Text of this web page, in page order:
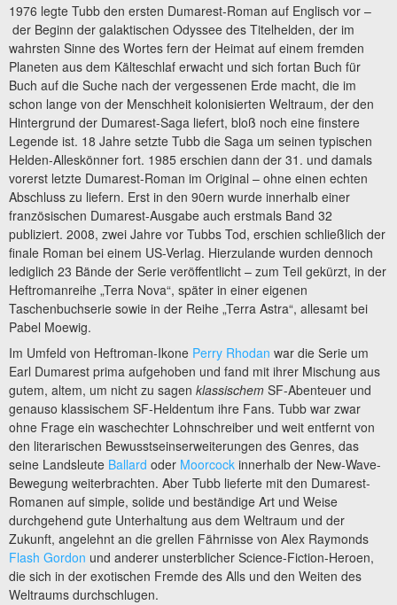
1976 legte Tubb den ersten Dumarest-Roman auf Englisch vor –
der Beginn der galaktischen Odyssee des Titelhelden, der im
wahrsten Sinne des Wortes fern der Heimat auf einem fremden
Planeten aus dem Kälteschlaf erwacht und sich fortan Buch für
Buch auf die Suche nach der vergessenen Erde macht, die im
schon lange von der Menschheit kolonisierten Weltraum, der den
Hintergrund der Dumarest-Saga liefert, bloß noch eine finstere
Legende ist. 18 Jahre setzte Tubb die Saga um seinen typischen
Helden-Alleskönner fort. 1985 erschien dann der 31. und damals
vorerst letzte Dumarest-Roman im Original – ohne einen echten
Abschluss zu liefern. Erst in den 90ern wurde innerhalb einer
französischen Dumarest-Ausgabe auch erstmals Band 32
publiziert. 2008, zwei Jahre vor Tubbs Tod, erschien schließlich der
finale Roman bei einem US-Verlag. Hierzulande wurden dennoch
lediglich 23 Bände der Serie veröffentlicht – zum Teil gekürzt, in der
Heftromanreihe „Terra Nova“, später in einer eigenen
Taschenbuchserie sowie in der Reihe „Terra Astra“, allesamt bei
Pabel Moewig.
Im Umfeld von Heftroman-Ikone Perry Rhodan war die Serie um
Earl Dumarest prima aufgehoben und fand mit ihrer Mischung aus
gutem, altem, um nicht zu sagen klassischem SF-Abenteuer und
genauso klassischem SF-Heldentum ihre Fans. Tubb war zwar
ohne Frage ein waschechter Lohnschreiber und weit entfernt von
den literarischen Bewusstseinserweiterungen des Genres, das
seine Landsleute Ballard oder Moorcock innerhalb der New-Wave-
Bewegung weiterbrachten. Aber Tubb lieferte mit den Dumarest-
Romanen auf simple, solide und beständige Art und Weise
durchgehend gute Unterhaltung aus dem Weltraum und der
Zukunft, angelehnt an die grellen Fährnisse von Alex Raymonds
Flash Gordon und anderer unsterblicher Science-Fiction-Heroen,
die sich in der exotischen Fremde des Alls und den Weiten des
Weltraums durchschlugen.